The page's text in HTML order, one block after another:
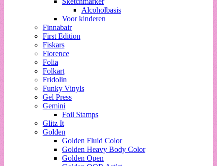
Alcoholbasis
Voor kinderen
Finnabair
First Edition
Fiskars
Florence
Folia
Folkart
Fridolin
Funky Vinyls
Gel Press
Gemini
Foil Stamps
Glitz It
Golden
Golden Fluid Color
Golden Heavy Body Color
Golden Open